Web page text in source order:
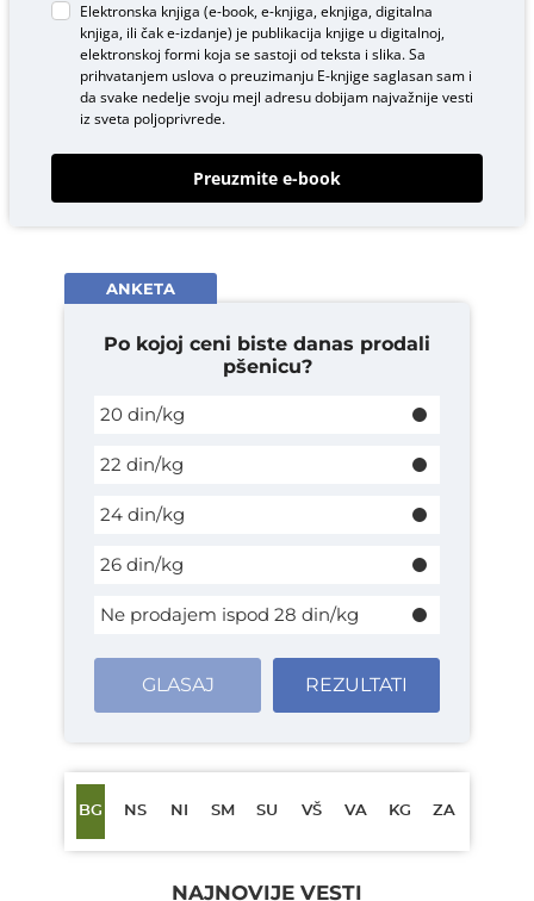
Elektronska knjiga (e-book, e-knjiga, eknjiga, digitalna
knjiga, ili čak e-izdanje) je publikacija knjige u digitalnoj,
elektronskoj formi koja se sastoji od teksta i slika. Sa
prihvatanjem uslova o preuzimanju E-knjigesaglasan sam i
da svake nedelje svoju mejl adresu dobijam najvažnije vesti
iz sveta poljoprivrede.
Preuzmite e-book
ANKETA
Po kojoj ceni biste danas prodali
pšenicu?
20 din/kg
22 din/kg
24 din/kg
26 din/kg
Ne prodajem ispod 28 din/kg
GLASAJ REZULTATI
BG NS NI SM SU VŠ VA KG ZA
NAJNOVIJE VESTI